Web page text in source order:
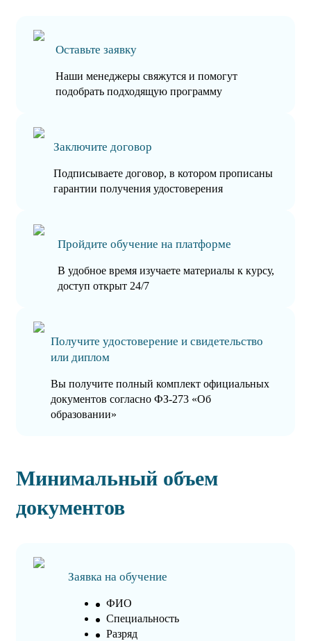
Оставьте заявку
Наши менеджеры свяжутся и помогут
подобрать подходящую программу
Заключите договор
Подписываете договор, в котором прописаны
гарантии получения удостоверения
Пройдите обучение на платформе
В удобное время изучаете материалы к курсу,
доступ открыт 24/7
Получите удостоверение и свидетельство
или диплом
Вы получите полный комплект официальных
документов согласно ФЗ-273 «Об
образовании»
Минимальный объем
документов
Заявка на обучение
ФИО
Специальность
Разряд